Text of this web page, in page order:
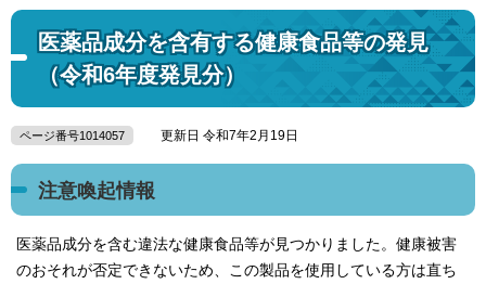
医薬品成分を含有する健康食品等の発見
（令和6年度発見分）
ページ番号1014057 更新日 令和7年2月19日
注意喚起情報
医薬品成分を含む違法な健康食品等が見つかりました。健康被害
のおそれが否定できないため、この製品を使用している方は直ち